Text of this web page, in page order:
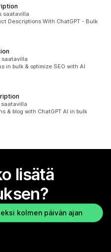
saatavilla
Descriptions With ChatGPT - Bulk
saatavilla
in bulk & optimize SEO with AI
saatavilla
& blog with ChatGPT AI in bulk
lisätä
kolmen päivän ajan